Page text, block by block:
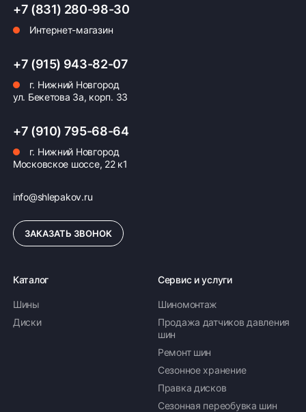
Оплата заказа
Возможна картой, наличными при получении,
также доступно оформление кредита и
+7 (831) 280-98-30
Интернет-магазин
+7 (915) 943-82-07
г. Нижний Новгород
ул. Бекетова 3а, корп. 33
+7 (910) 795-68-64
г. Нижний Новгород
Московское шоссе, 22 к1
info@shlepakov.ru
ЗАКАЗАТЬ ЗВОНОК
Каталог
Шины
Диски
Сервис и услуги
Шиномонтаж
Продажа датчиков давления
шин
Ремонт шин
Сезонное хранение
Правка дисков
Сезонная переобувка шин